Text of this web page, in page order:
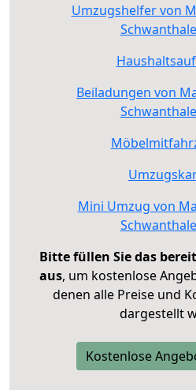
Umzugshelfer von
Beiladungen von
Mini Umzug von
Bitte füllen Sie das
aus, um kostenlose
denen alle Preise und
dargestellt
Kostenlose